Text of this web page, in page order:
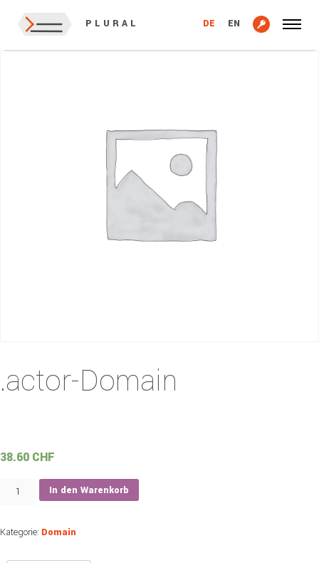
PLURAL DE EN
.actor-Domain
38.60 CHF
.actor-
In den Warenkorb
Kategorie: Domain